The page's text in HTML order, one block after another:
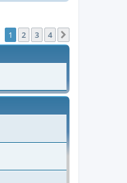
1 2 3 4